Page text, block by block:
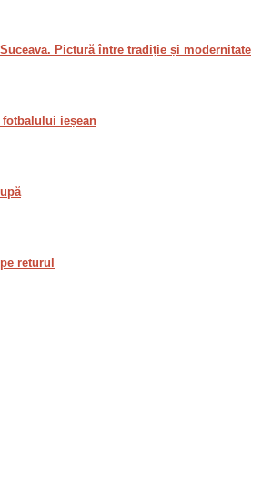
Pictură între tradiție și modernitate
fotbalului ieșean
returul